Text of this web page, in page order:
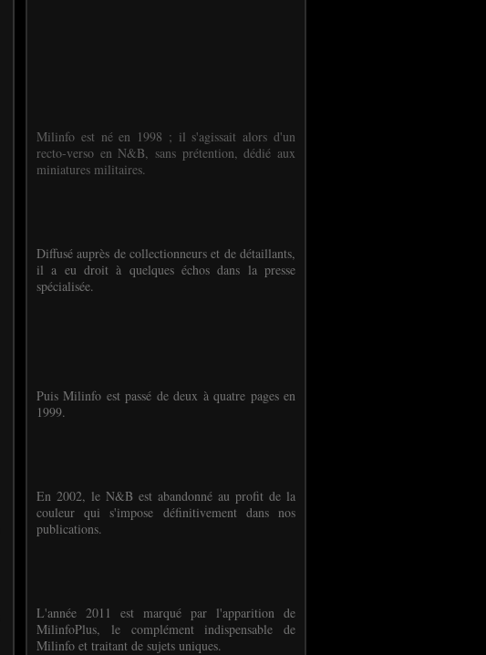
Milinfo est né en 1998 ; il s'agissait alors d'un
recto-verso en N&B, sans prétention, dédié aux
miniatures militaires.
Diffusé auprès de collectionneurs et de détaillants,
il a eu droit à quelques échos dans la presse
spécialisée.
Puis Milinfo est passé de deux à quatre pages en
1999.
En 2002, le N&B est abandonné au profit de la
couleur qui s'impose définitivement dans nos
publications.
L'année 2011 est marqué par l'apparition de
MilinfoPlus, le complément indispensable de
Milinfo et traitant de sujets uniques.